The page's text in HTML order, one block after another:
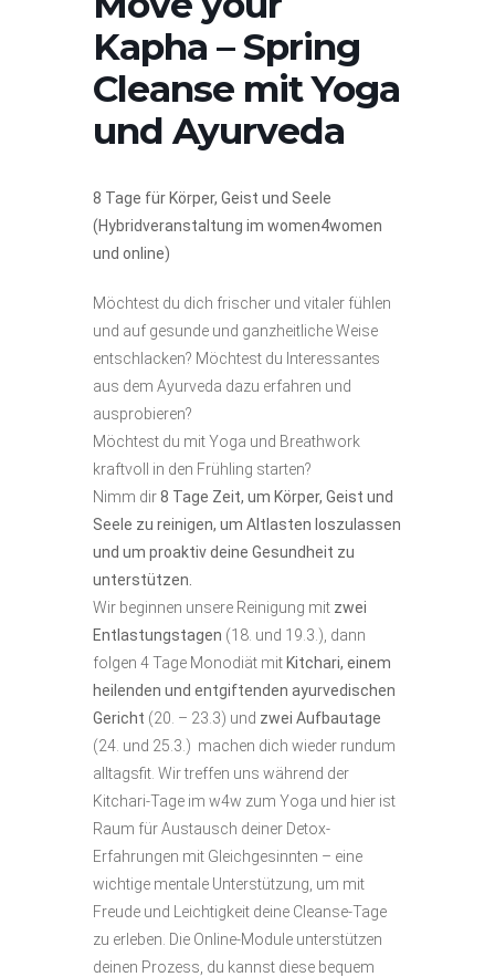
Kapha – Spring
Cleanse mit Yoga
und Ayurveda
8 Tage für Körper, Geist und Seele
(Hybridveranstaltung im women4women
und online)
Möchtest du dich frischer und vitaler fühlen
und auf gesunde und ganzheitliche Weise
entschlacken? Möchtest du Interessantes
aus dem Ayurveda dazu erfahren und
ausprobieren?
Möchtest du mit Yoga und Breathwork
kraftvoll in den Frühling starten?
Nimm dir8 Tage Zeit, um Körper, Geist und
Seele zu reinigen, um Altlasten loszulassen
und um proaktiv deine Gesundheit zu
unterstützen.
Wir beginnen unsere Reinigung mit zwei
Entlastungstagen (18. und 19.3.), dann
folgen 4 Tage Monodiät mit Kitchari, einem
heilenden und entgiftenden ayurvedischen
Gericht (20. – 23.3) und zwei Aufbautage
(24. und 25.3.) machen dich wieder rundum
alltagsfit. Wir treffen uns während der
Kitchari-Tage im w4w zum Yoga und hier ist
Raum für Austausch deiner Detox-
Erfahrungen mit Gleichgesinnten – eine
wichtige mentale Unterstützung, um mit
Freude und Leichtigkeit deine Cleanse-Tage
zu erleben. Die Online-Module unterstützen
deinen Prozess, du kannst diese bequem